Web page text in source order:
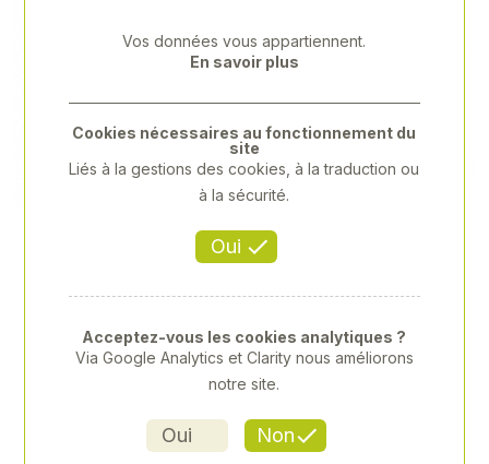
Previous
Vos données vous appartiennent.
En savoir plus
Oui
Cookies nécessaires au fonctionnement du
site
Liés à la gestions des cookies, à la traduction ou
à la sécurité.
Oui Non
Acceptez-vous les cookies analytiques ?
Via Google Analytics et Clarity nous améliorons
notre site.